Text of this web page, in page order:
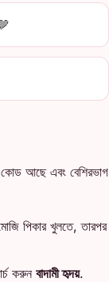
কোড আছে এবং বেশিরভাগ
পিকার খুলতে, তারপর
করুন বাদামী হৃদয়.